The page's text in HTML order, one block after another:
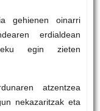
gehienen oinarri
erdialdean
egin zieten
atzentzea
nekazaritzak eta